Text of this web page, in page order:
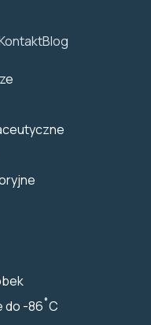
Blog
do -86˚C